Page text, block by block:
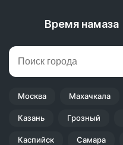
Время намаза
Москва Махачкала
Казань Грозный
Каспийск Самара